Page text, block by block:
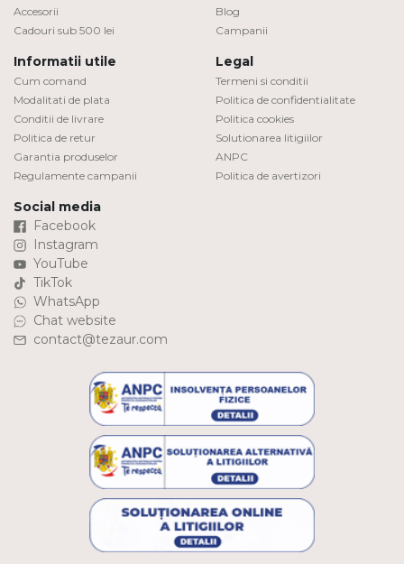
Accesorii
Cadouri sub 500 lei
Blog
Campanii
Informatii utile
Cum comand
Modalitati de plata
Conditii de livrare
Politica de retur
Garantia produselor
Regulamente campanii
Legal
Termeni si conditii
Politica de confidentialitate
Politica cookies
Solutionarea litigiilor
ANPC
Politica de avertizori
Social media
Facebook
Instagram
YouTube
TikTok
WhatsApp
Chat website
contact@tezaur.com